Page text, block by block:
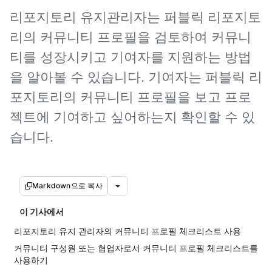
리포지토리 유지관리자는 퍼블릭 리포지토
리의 커뮤니티 프로필을 검토하여 커뮤니
티를 성장시키고 기여자를 지원하는 방법
을 알아볼 수 있습니다. 기여자는 퍼블릭 리
포지토리의 커뮤니티 프로필을 보고 프로
젝트에 기여하고 싶어하는지 확인할 수 있
습니다.
Markdown으로 복사
이 기사에서
리포지토리 유지 관리자의 커뮤니티 프로필 체크리스트 사용
커뮤니티 구성원 또는 협업자로서 커뮤니티 프로필 체크리스트를
사용하기